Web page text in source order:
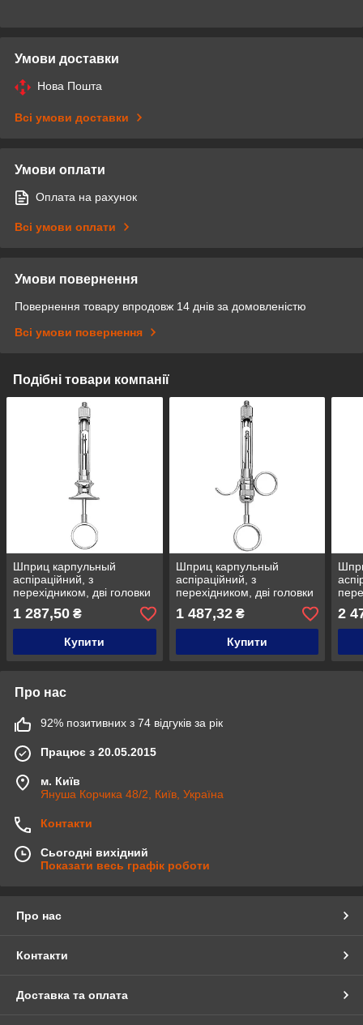
Умови доставки
Нова Пошта
Всі умови доставки
Умови оплати
Оплата на рахунок
Всі умови оплати
Умови повернення
Повернення товару впродовж 14 днів за домовленістю
Всі умови повернення
Подібні товари компанії
Шприц карпульный
аспіраційний, з
перехідником, дві головки
1,8 ml EU/AM, Medesy
4956
1 287,50 ₴
Купити
Шприц карпульный
аспіраційний, з
перехідником, дві головки
1,8 ml EU/AM, Medesy
4961
1 487,32₴
Купити
1,8
2
Про нас
92% позитивних з 74 відгуків за рік
Працює з 20.05.2015
м. Київ
Януша Корчика 48/2, Київ, Україна
Контакти
Сьогодні вихідний
Показати весь графік роботи
Про нас
Контакти
Доставка та оплата